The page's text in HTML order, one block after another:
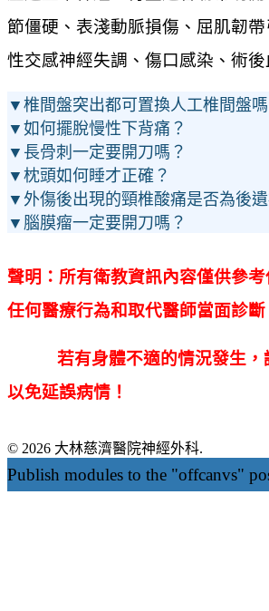
節僵硬、表淺動脈損傷、屈肌韌
性交感神經失調、傷口感染、術後
▼椎間盤突出都可置換人工椎間盤嗎
▼如何擺脫慢性下背痛？
▼長骨刺一定要開刀嗎？
▼枕頭如何睡才正確？
▼外傷後出現的頸椎酸痛是否為後遺
▼腦膜瘤一定要開刀嗎？
聲明：所有衛教資訊內容僅供參
任何醫療行為和取代醫師當面診斷
若有身體不適的情況發生，
以免延誤病情！
© 2026 大林慈濟醫院神經外科.
Publish modules to the "offcanvs"